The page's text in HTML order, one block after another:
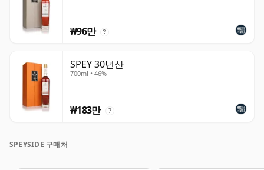
₩96만 ?
SPEY 30년산
700ml • 46%
₩183만 ?
SPEYSIDE 구매처